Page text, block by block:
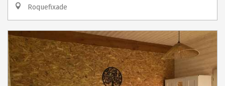
Roquefixade